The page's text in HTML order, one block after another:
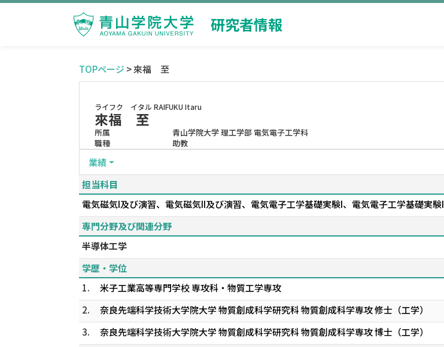
研究者情報
TOPページ > 來福 至
ライフク イタル RAIFUKU Itaru
來福 至
所属
青山学院大学 理工学部 電気電子工学科
職種
助教
業績
担当科目
電気磁気I及び演習、電気磁気II及び演習、電気電子工学基礎実験I、電気電子工学基礎実験I
専門分野及び関連分野
半導体工学
学歴・学位
1.
米子工業高等専門学校 専攻科・物質工学専攻
2.
奈良先端科学技術大学院大学 物質創成科学研究科 物質創成科学専攻 修士（工学）
3.
奈良先端科学技術大学院大学 物質創成科学研究科 物質創成科学専攻 博士（工学）